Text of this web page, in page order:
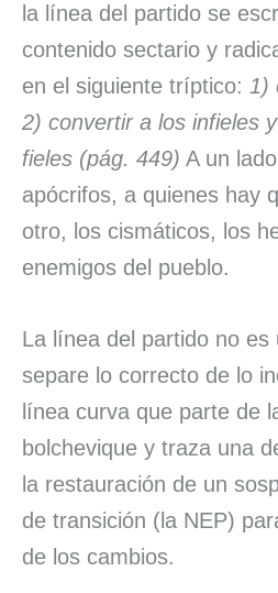
la línea del partido se
contenido sectario y
en el siguiente tríptico: 1)
2) convertir a los infieles
fieles (pág. 449) A un
apócrifos, a quienes hay
otro, los cismáticos, los
enemigos del pueblo.
La línea del partido no
separe lo correcto de lo
línea curva que parte de
bolchevique y traza una
la restauración de un
de transición (la NEP)
de los cambios.